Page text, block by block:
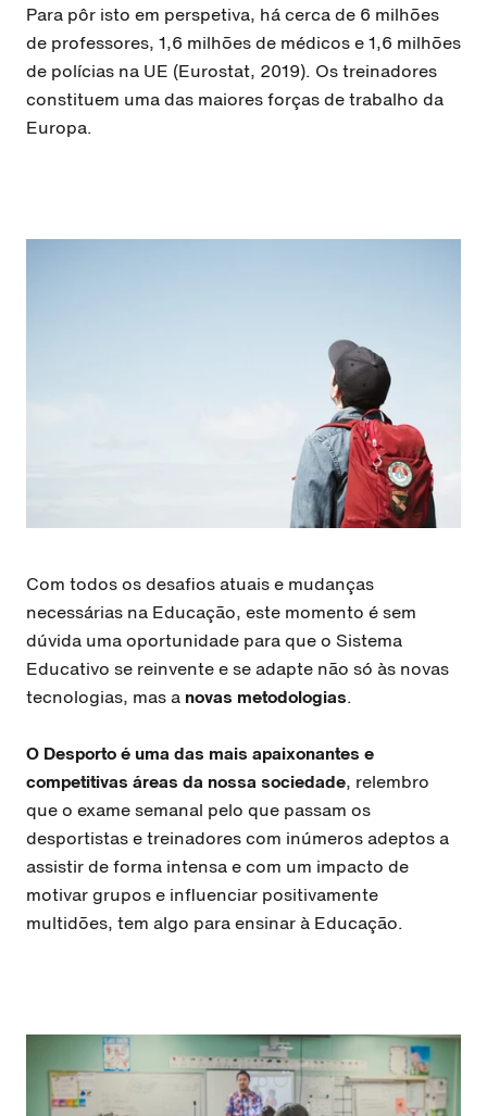
Para pôr isto em perspetiva, há cerca de 6 milhões
de professores, 1,6 milhões de médicos e 1,6 milhões
de polícias na UE (Eurostat, 2019). Os treinadores
constituem uma das maiores forças de trabalho da
Europa.
Com todos os desafios atuais e mudanças
necessárias na Educação, este momento é sem
dúvida uma oportunidade para que o Sistema
Educativo se reinvente e se adapte não só às novas
tecnologias, mas a novas metodologias.
O Desporto é uma das mais apaixonantes e
competitivas áreas da nossa sociedade, relembro
que o exame semanal pelo que passam os
desportistas e treinadores com inúmeros adeptos a
assistir de forma intensa e com um impacto de
motivar grupos e influenciar positivamente
multidões, tem algo para ensinar à Educação.